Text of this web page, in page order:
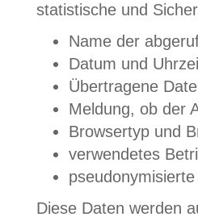
statistische und
Name der
Datum und
Übertragene
Meldung, ob der
Browsertyp und
verwendetes
Diese Daten werden